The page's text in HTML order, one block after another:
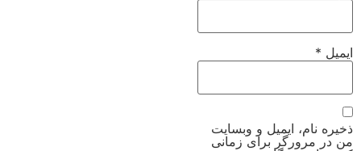
ایمیل *
ذخیره نام، ایمیل و وبسایت
من در مرورگر برای زمانی